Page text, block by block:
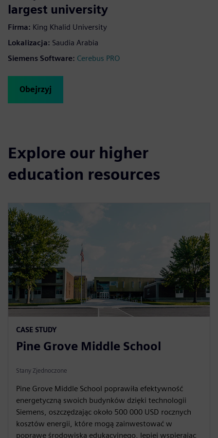
largest university
Firma: King Khalid University
Lokalizacja: Saudia Arabia
Siemens Software: Cerebus PRO
Obejrzyj
Explore our higher
education resources
CASE STUDY
Pine Grove Middle School
Stany Zjednoczone
Pine Grove Middle School poprawiła efektywność
energetyczną swoich budynków dzięki technologii
Siemens, oszczędzając około 500 000 USD rocznych
kosztów energii, które mogą zainwestować w
poprawę środowiska edukacyjnego, lepiej wspierając